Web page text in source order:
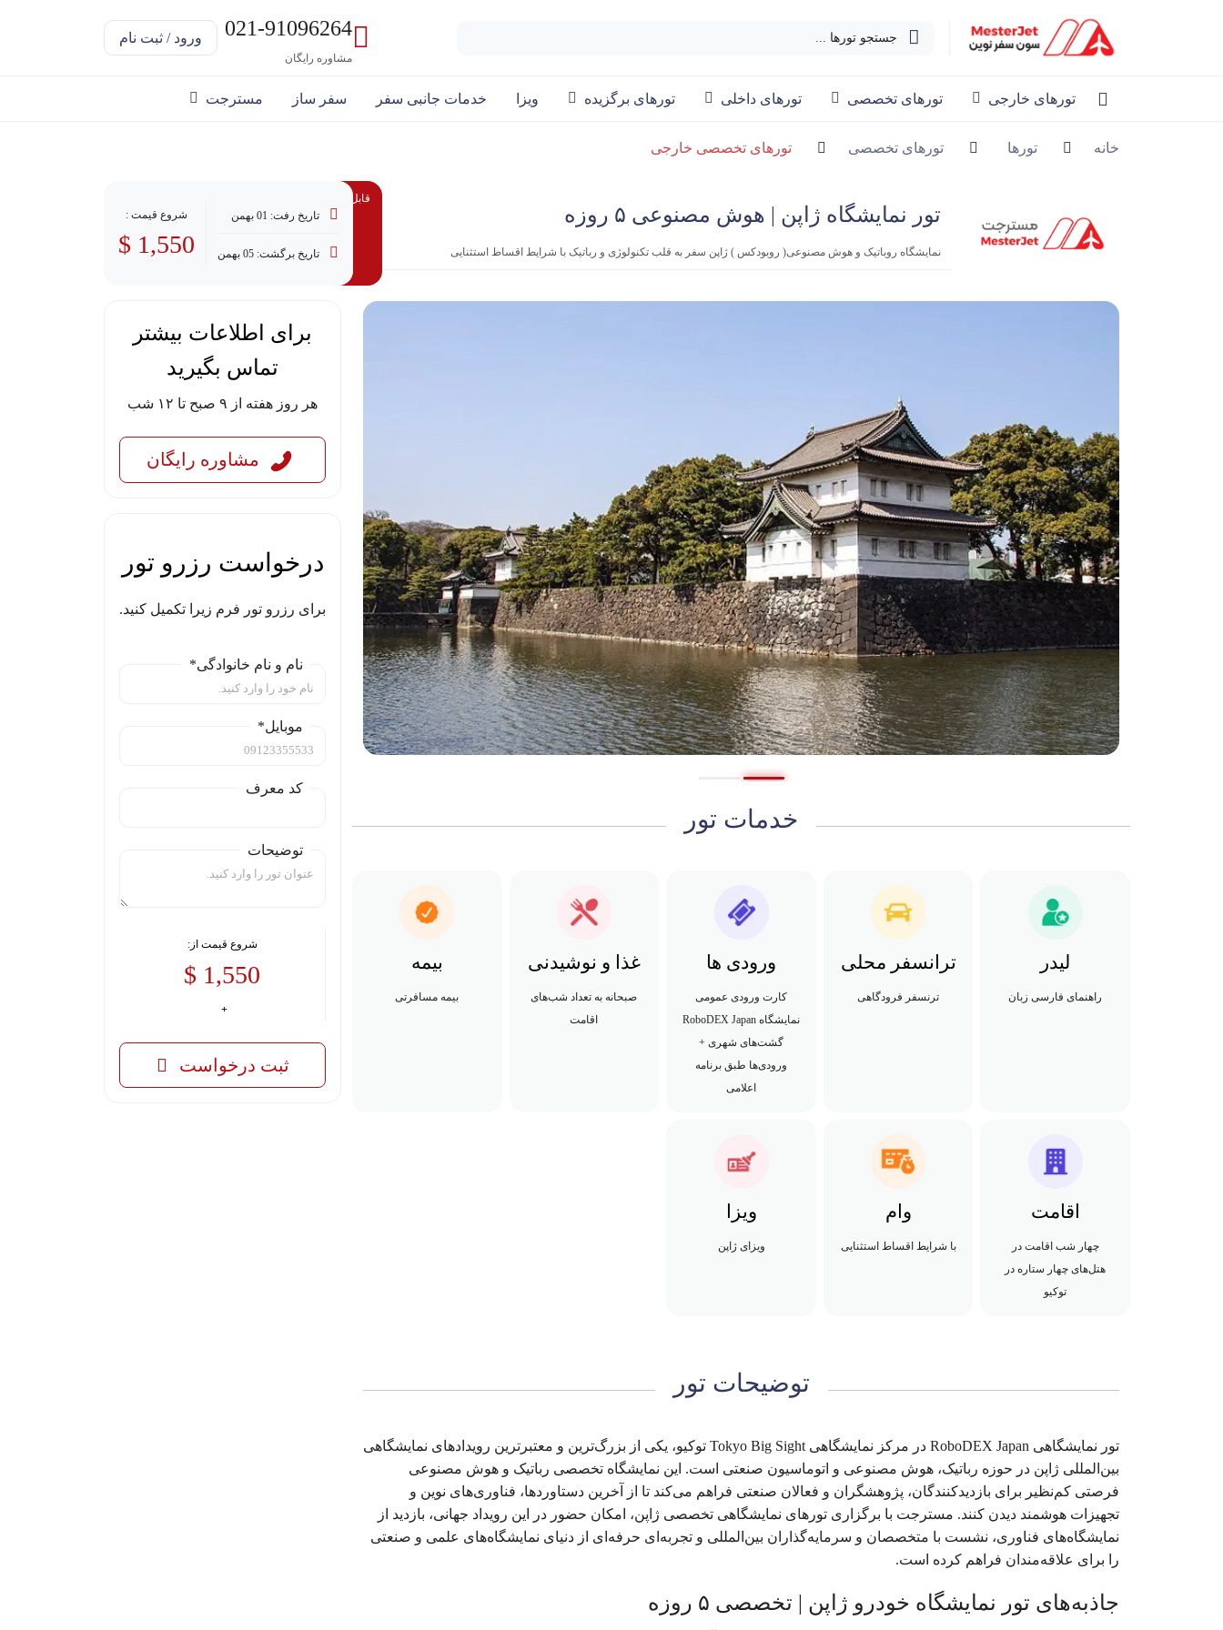
جستجو تورها ... 021-91096264
مشاوره رایگان
ورود / ثبت نام
تورهای خارجی تورهای تخصصی تورهای داخلی تورهای برگزیده ویزا خدمات جانبی سفر سفر ساز مسترجت
خانه تورها تورهای تخصصی تورهای تخصصی خارجی
تور نمایشگاه ژاپن | هوش مصنوعی ۵ روزه
نمایشگاه روباتیک و هوش مصنوعی( روبودکس ) ژاپن سفر به قلب تکنولوژی و رباتیک با شرایط اقساط استثنایی
قابل پرداخت با وام
تاریخ رفت: 01 بهمن
تاریخ برگشت: 05 بهمن
شروع قیمت :
1,550 $
خدمات تور
لیدر
راهنمای فارسی زبان
ترانسفر محلی
ترنسفر فرودگاهی
ورودی ها
کارت ورودی عمومی
نمایشگاه RoboDEX Japan
گشت‌های شهری +
ورودی‌ها طبق برنامه
اعلامی
غذا و نوشیدنی
صبحانه به تعداد شب‌های
اقامت
بیمه
بیمه مسافرتی
اقامت
چهار شب اقامت در
هتل‌های چهار ستاره در
توکیو
وام
با شرایط اقساط استثنایی
ویزا
ویزای ژاپن
توضیحات تور
تور نمایشگاهی RoboDEX Japan در مرکز نمایشگاهی Tokyo Big Sight توکیو، یکی از بزرگ‌ترین و معتبرترین رویدادهای نمایشگاهی
بین‌المللی ژاپن در حوزه رباتیک، هوش مصنوعی و اتوماسیون صنعتی است. این نمایشگاه تخصصی رباتیک و هوش مصنوعی
فرصتی کم‌نظیر برای بازدیدکنندگان، پژوهشگران و فعالان صنعتی فراهم می‌کند تا از آخرین دستاوردها، فناوری‌های نوین و
تجهیزات هوشمند دیدن کنند. مسترجت با برگزاری تورهای نمایشگاهی تخصصی ژاپن، امکان حضور در این رویداد جهانی، بازدید از
نمایشگاه‌های فناوری، نشست با متخصصان و سرمایه‌گذاران بین‌المللی و تجربه‌ای حرفه‌ای از دنیای نمایشگاه‌های علمی و صنعتی
را برای علاقه‌مندان فراهم کرده است.
جاذبه‌های تور نمایشگاه خودرو ژاپن | تخصصی ۵ روزه
برای اطلاعات بیشتر
تماس بگیرید
هر روز هفته از ۹ صبح تا ۱۲ شب
مشاوره رایگان
درخواست رزرو تور
برای رزرو تور فرم زیرا تکمیل کنید.
نام و نام خانوادگی*
موبایل*
کد معرف
توضیحات
شروع قیمت از:
1,550 $
ثبت درخواست